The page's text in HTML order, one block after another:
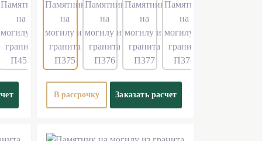
В рассрочку Заказать расчет